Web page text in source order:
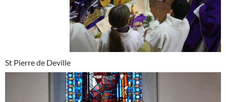
St Pierre de Deville